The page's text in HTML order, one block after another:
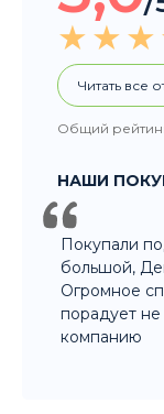
Покупали
большой,
Огромное
порадует не
8 915 326 60 60